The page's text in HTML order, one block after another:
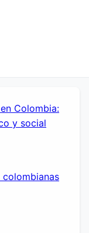
Colombia:
y social
colombianas